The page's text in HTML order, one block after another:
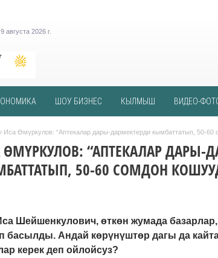
2026 г.
ШОУ БИЗНЕС КЫЛМЫШ ВИДЕО-
Иса Өмүркулов: “Аптекалар дары-дармектерди кымбаттатып, 50-60
“АПТЕКАЛАР ДАРЫ-
50-60 СОМДОН
Шейшенкулович, өткөн жумада
басылды. Андай көрүнүштөр дагы да
керек деп ойлойсуз?